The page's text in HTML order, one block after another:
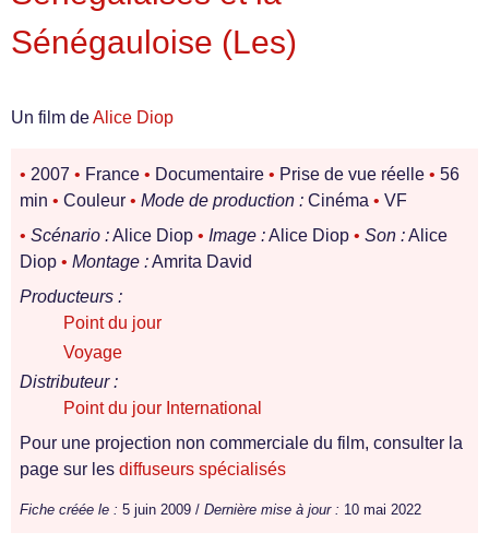
Sénégauloise (Les)
Un film deAlice Diop
• 2007 • France • Documentaire • Prise de vue réelle • 56
min • Couleur • Mode de production : Cinéma • VF
• Scénario :Alice Diop • Image :Alice Diop • Son :Alice
Diop • Montage :Amrita David
Producteurs :
Point du jour
Voyage
Distributeur :
Point du jour International
Pour une projection non commerciale du film, consulter la
page sur les diffuseurs spécialisés
Fiche créée le : 5 juin 2009 / Dernière mise à jour : 10 mai 2022